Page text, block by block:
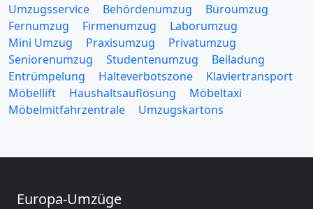
Umzugsservice Behördenumzug
Büroumzug
Fernumzug
Firmenumzug
Laborumzug
Mini Umzug
Praxisumzug
Privatumzug
Seniorenumzug
Studentenumzug
Beiladung
Entrümpelung
Halteverbotszone
Klaviertransport
Möbellift
Haushaltsauflösung
Möbeltaxi
Möbelmitfahrzentrale
Umzugskartons
Europa-Umzüge